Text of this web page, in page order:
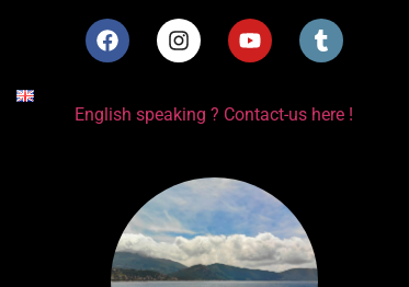
English speaking ? Contact-us here !